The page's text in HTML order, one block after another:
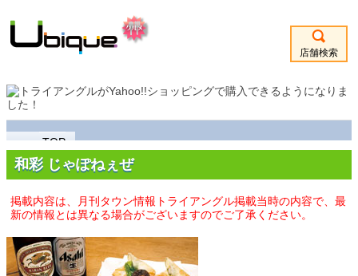
店舗検索
TOP
和彩 じゃぽねぇぜ
掲載内容は、月刊タウン情報トライアングル掲載当時の内容で、最
新の情報とは異なる場合がございますのでご了承ください。